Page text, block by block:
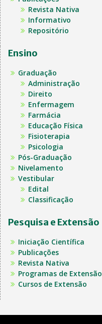
Revista Nativa
Informativo
Repositório
Ensino
Graduação
Administração
Direito
Enfermagem
Farmácia
Educação Física
Fisioterapia
Psicologia
Pós-Graduação
Nivelamento
Vestibular
Edital
Classificação
Pesquisa e Extensão
Iniciação Científica
Publicações
Revista Nativa
Programas de Extensão
Cursos de Extensão